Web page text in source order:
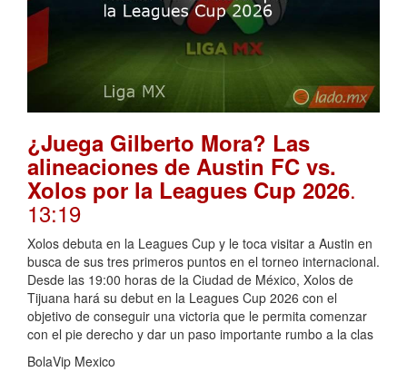
¿Juega Gilberto Mora? Las
alineaciones de Austin FC vs.
Xolos por la Leagues Cup 2026.
13:19
Xolos debuta en la Leagues Cup y le toca visitar a Austin en
busca de sus tres primeros puntos en el torneo internacional.
Desde las 19:00 horas de la Ciudad de México, Xolos de
Tijuana hará su debut en la Leagues Cup 2026 con el
objetivo de conseguir una victoria que le permita comenzar
con el pie derecho y dar un paso importante rumbo a la clas
BolaVip Mexico